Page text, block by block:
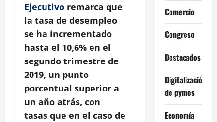
Ejecutivo remarca que
la tasa de desempleo
se ha incrementado
hasta el 10,6% en el
segundo trimestre de
2019, un punto
porcentual superior a
un año atrás, con
tasas que en el caso de
Comercio
Congreso
Destacados
Digitalización
de pymes
Economía